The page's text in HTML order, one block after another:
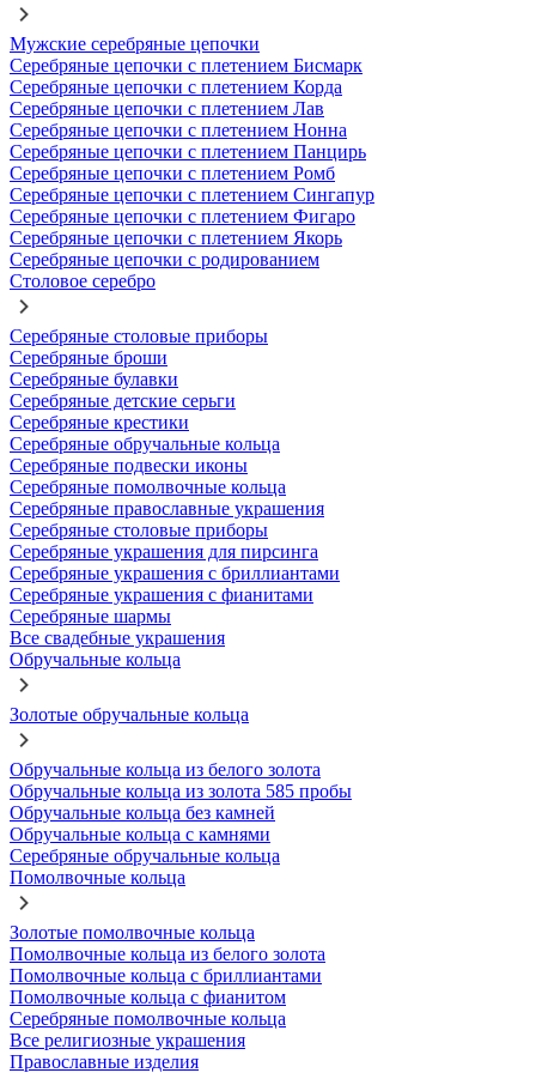
Мужские серебряные цепочки
Серебряные цепочки с плетением Бисмарк
Серебряные цепочки с плетением Корда
Серебряные цепочки с плетением Лав
Серебряные цепочки с плетением Нонна
Серебряные цепочки с плетением Панцирь
Серебряные цепочки с плетением Ромб
Серебряные цепочки с плетением Сингапур
Серебряные цепочки с плетением Фигаро
Серебряные цепочки с плетением Якорь
Серебряные цепочки с родированием
Столовое серебро
Серебряные столовые приборы
Серебряные броши
Серебряные булавки
Серебряные детские серьги
Серебряные крестики
Серебряные обручальные кольца
Серебряные подвески иконы
Серебряные помолвочные кольца
Серебряные православные украшения
Серебряные столовые приборы
Серебряные украшения для пирсинга
Серебряные украшения с бриллиантами
Серебряные украшения с фианитами
Серебряные шармы
Все свадебные украшения
Обручальные кольца
Золотые обручальные кольца
Обручальные кольца из белого золота
Обручальные кольца из золота 585 пробы
Обручальные кольца без камней
Обручальные кольца с камнями
Серебряные обручальные кольца
Помолвочные кольца
Золотые помолвочные кольца
Помолвочные кольца из белого золота
Помолвочные кольца с бриллиантами
Помолвочные кольца с фианитом
Серебряные помолвочные кольца
Все религиозные украшения
Православные изделия